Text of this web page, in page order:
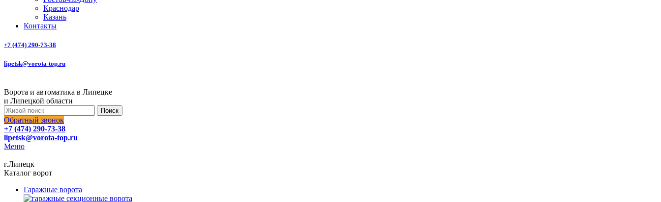
Краснодар
Казань
Контакты
+7 (474) 290-73-38
lipetsk@vorota-top.ru
Ворота и автоматика в Липецке
и Липецкой области
Поиск
Обратный звонок
+7 (474) 290-73-38
lipetsk@vorota-top.ru
Меню
г.Липецк
Каталог ворот
Гаражные ворота